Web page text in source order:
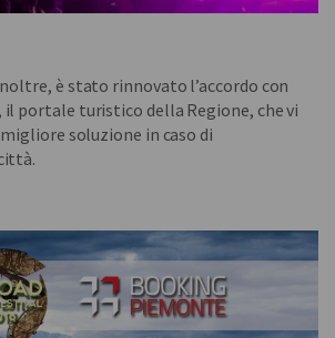
è stato rinnovato l’accordo con
portale turistico della Regione, che vi
soluzione in caso di